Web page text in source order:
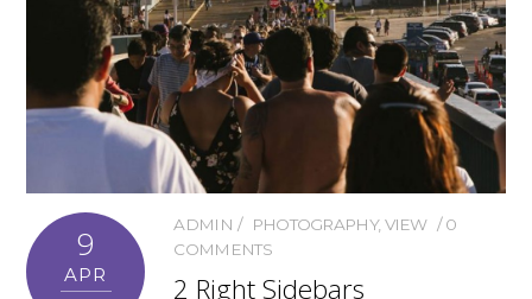
9
APR
ADMIN PHOTOGRAPHY, VIEW
0
COMMENTS
2 Right Sidebars